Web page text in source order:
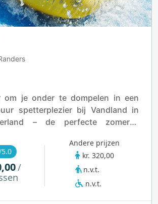
om je onder te dompelen in een
spetterplezier bij Vandland in
– de perfecte zomerse
waterpark van Denemarken
pretpark, biedt Vandland een
mix van adrenalineverhogende
zwembaden en speelse
/
Andere prijzen
kr. 320,00
n.v.t.
n.v.t.